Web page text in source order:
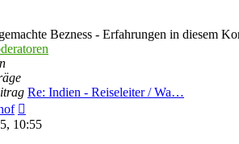
Bezness - Erfahrungen in diesem
Re: Indien - Reiseleiter / Wa…
Beitrag
10:55